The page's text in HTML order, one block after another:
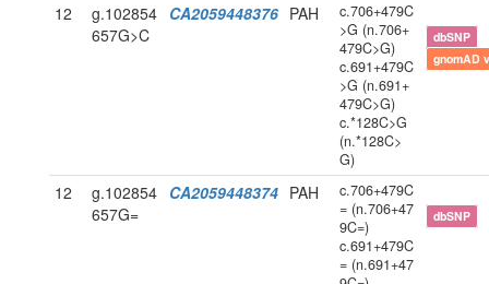
12
g.102854
657G>C
CA2059448376 PAH
c.706+479C
>G (n.706+
479C>G)
c.691+479C
>G (n.691+
479C>G)
c.*128C>G
(n.*128C>
G)
dbSNP
gnomAD
12
g.102854
657G=
CA2059448374 PAH
c.706+479C
= (n.706+47
9C=)
c.691+479C
= (n.691+47
dbSNP